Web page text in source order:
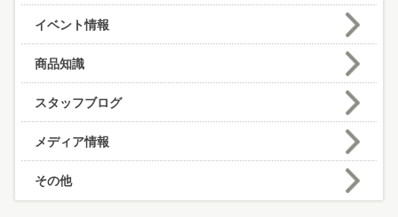
イベント情報
商品知識
スタッフブログ
メディア情報
その他